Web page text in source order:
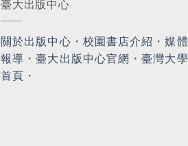
臺大出版中心
關於出版中心 ・ 校園書店介紹 ・媒體
報導 ・臺大出版中心官網 ・臺灣大學
首頁 ・